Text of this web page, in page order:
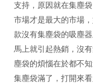
支持，原因就在集塵
市場才是最大的市場
款沒有集塵袋的吸塵
馬上就引起熱銷，沒
塵袋的煩惱在於都不
集塵袋滿了，打開來